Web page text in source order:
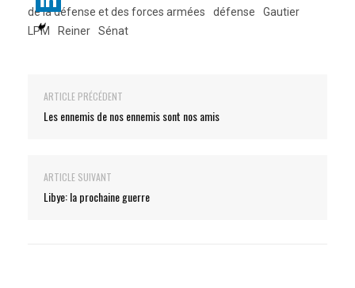
de la défense et des forces armées
défense
Gautier
LPM
Reiner Sénat
ARTICLE PRÉCÉDENT
Les ennemis de nos ennemis sont nos amis
ARTICLE SUIVANT
Libye: la prochaine guerre